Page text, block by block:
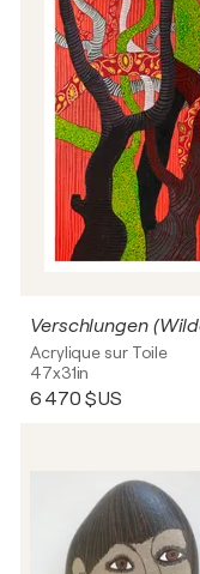
Acrylique sur Toile
47x31in
6 470 $US